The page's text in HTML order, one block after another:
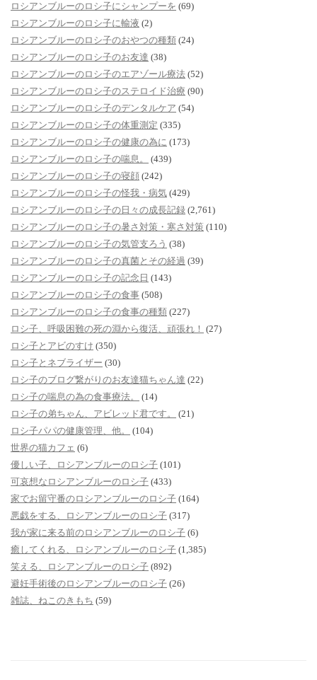
ロシアンブルーのロシ子にシャンプーを (69)
ロシアンブルーのロシ子に輸液 (2)
ロシアンブルーのロシ子のおやつの種類 (24)
ロシアンブルーのロシ子のお友達 (38)
ロシアンブルーのロシ子のエアゾール療法 (52)
ロシアンブルーのロシ子のステロイド治療 (90)
ロシアンブルーのロシ子のデンタルケア (54)
ロシアンブルーのロシ子の体重測定 (335)
ロシアンブルーのロシ子の健康の為に (173)
ロシアンブルーのロシ子の喘息。
(439)
ロシアンブルーのロシ子の寝顔 (242)
ロシアンブルーのロシ子の怪我・病気 (429)
ロシアンブルーのロシ子の日々の成長記録 (2,761)
ロシアンブルーのロシ子の暑さ対策・寒さ対策 (110)
ロシアンブルーのロシ子の気管支ろう (38)
ロシアンブルーのロシ子の真菌とその経過 (39)
ロシアンブルーのロシ子の記念日 (143)
ロシアンブルーのロシ子の食事 (508)
ロシアンブルーのロシ子の食事の種類 (227)
ロシ子、呼吸困難の死の淵から復活、頑張れ！ (27)
ロシ子とアビのすけ (350)
ロシ子とネブライザー (30)
ロシ子のブログ繋がりのお友達猫ちゃん達 (22)
ロシ子の喘息の為の食事療法。
(14)
ロシ子の弟ちゃん、アビレッド君です。
(21)
ロシ子パパの健康管理、他。
(104)
世界の猫カフェ (6)
優しい子、ロシアンブルーのロシ子 (101)
可哀想なロシアンブルーのロシ子 (433)
家でお留守番のロシアンブルーのロシ子 (164)
悪戯をする、ロシアンブルーのロシ子 (317)
我が家に来る前のロシアンブルーのロシ子 (6)
癒してくれる、ロシアンブルーのロシ子 (1,385)
笑える、ロシアンブルーのロシ子 (892)
避妊手術後のロシアンブルーのロシ子 (26)
雑誌、ねこのきもち (59)